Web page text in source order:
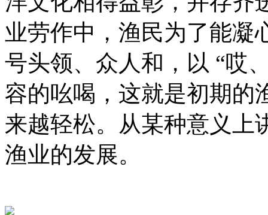
业劳作中，渔民为了能凝
号头领、众人和，以 “哎
容的吆喝，这就是初期的
来越轻松。从某种意义上
渔业的发展。